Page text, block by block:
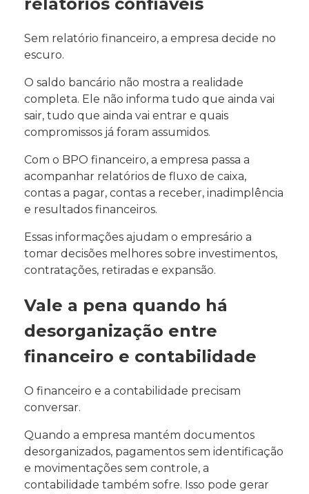
relatórios confiáveis
Sem relatório financeiro, a empresa decide no
escuro.
O saldo bancário não mostra a realidade
completa. Ele não informa tudo que ainda vai
sair, tudo que ainda vai entrar e quais
compromissos já foram assumidos.
Com o BPO financeiro, a empresa passa a
acompanhar relatórios de fluxo de caixa,
contas a pagar, contas a receber, inadimplência
e resultados financeiros.
Essas informações ajudam o empresário a
tomar decisões melhores sobre investimentos,
contratações, retiradas e expansão.
Vale a pena quando há
desorganização entre
financeiro e contabilidade
O financeiro e a contabilidade precisam
conversar.
Quando a empresa mantém documentos
desorganizados, pagamentos sem identificação
e movimentações sem controle, a
contabilidade também sofre. Isso pode gerar